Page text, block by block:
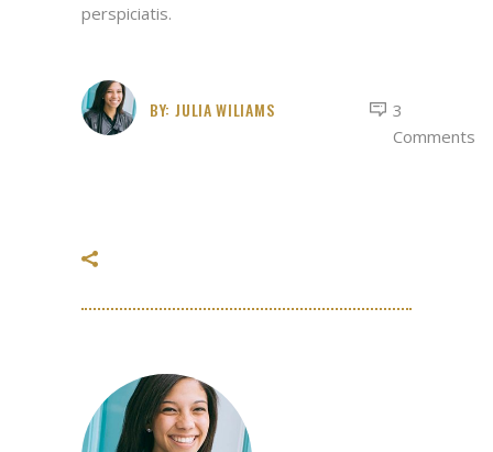
perspiciatis.
BY: JULIA WILIAMS
3
Comments